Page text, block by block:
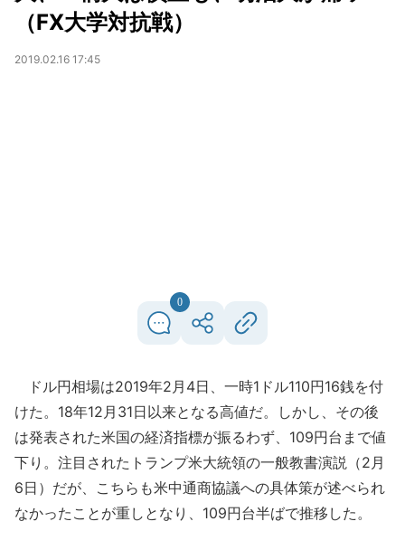
（FX大学対抗戦）
2019.02.16 17:45
0
ドル円相場は2019年2月4日、一時1ドル110円16銭を付
けた。18年12月31日以来となる高値だ。しかし、その後
は発表された米国の経済指標が振るわず、109円台まで値
下り。注目されたトランプ米大統領の一般教書演説（2月
6日）だが、こちらも米中通商協議への具体策が述べられ
なかったことが重しとなり、109円台半ばで推移した。